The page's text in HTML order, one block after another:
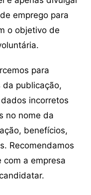
emprego para
o objetivo de
para
publicação,
incorretos
no nome da
benefícios,
Recomendamos
com a empresa